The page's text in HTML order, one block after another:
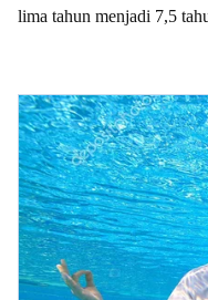
lima tahun menjadi 7,5